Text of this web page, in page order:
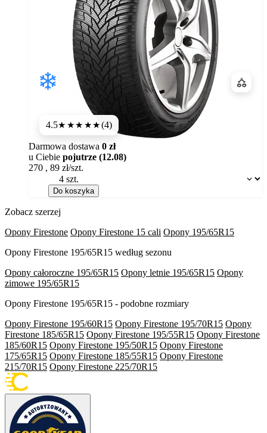
4.5★★★★★(4)
Dostępność:
Darmowa dostawa 0 zł
u Ciebie pojutrze (12.08)
270 , 89 zł/szt.
Do koszyka
Zobacz szerzej
Opony Firestone Opony Firestone 15 cali Opony 195/65R15
Opony Firestone 195/65R15 według sezonu
Opony całoroczne 195/65R15 Opony letnie 195/65R15 Opony
zimowe 195/65R15
Opony Firestone 195/65R15 - podobne rozmiary
Opony Firestone 195/60R15 Opony Firestone 195/70R15 Opony
Firestone 185/65R15 Opony Firestone 195/55R15 Opony Firestone
185/60R15 Opony Firestone 195/50R15 Opony Firestone
175/65R15 Opony Firestone 185/55R15 Opony Firestone
215/70R15 Opony Firestone 225/70R15